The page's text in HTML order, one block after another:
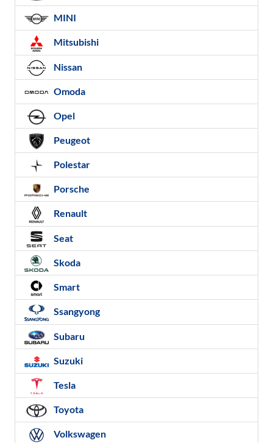
MINI
Mitsubishi
Nissan
Omoda
Opel
Peugeot
Polestar
Porsche
Renault
Seat
Skoda
Smart
Ssangyong
Subaru
Suzuki
Tesla
Toyota
Volkswagen